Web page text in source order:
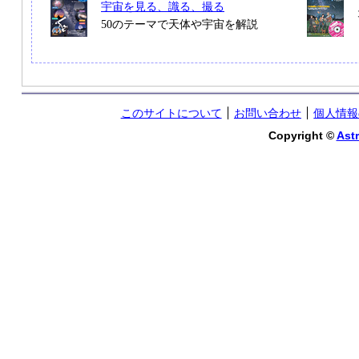
宇宙を見る、識る、撮る
50のテーマで天体や宇宙を解説
このサイトについて お問い合わせ
個人情
Copyright ©